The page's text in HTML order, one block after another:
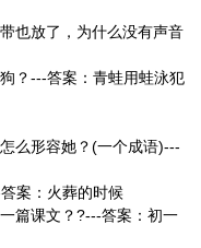
也放了，为什么没有声音
？---答案：青蛙用蛙泳犯
么形容她？(一个成语)---
案：火葬的时候
篇课文？?---答案：初一